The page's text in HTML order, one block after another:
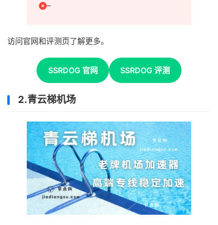
–
访问官网和评测页了解更多。
SSRDOG 官网 SSRDOG 评测
2.青云梯机场